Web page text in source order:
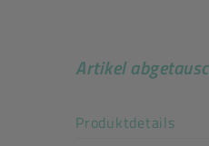
Artikel
Produktdetails
Art der